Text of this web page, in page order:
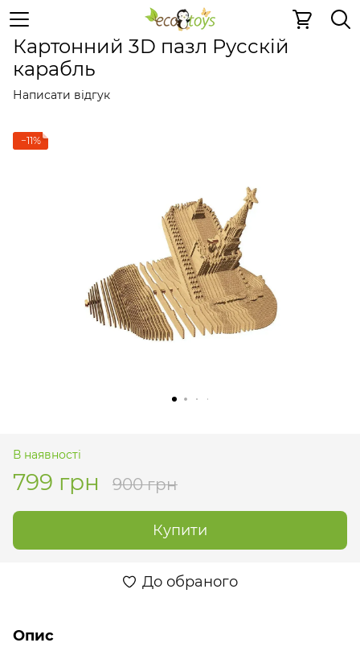
Картонні 3D-пазли Картонні 3D-пазли
Картонний 3D пазл Русскій
карабль
Написати відгук
−11%
В наявності
799 грн 900 грн
Купити
До обраного
Опис